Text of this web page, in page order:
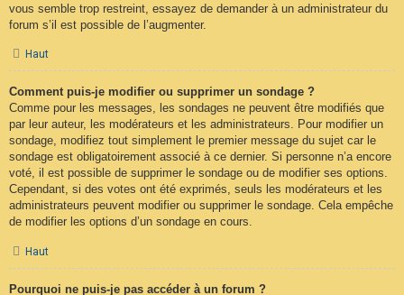
vous semble trop restreint, essayez de demander à un administrateur du
forum s’il est possible de l’augmenter.
Haut
Comment puis-je modifier ou supprimer un sondage ?
Comme pour les messages, les sondages ne peuvent être modifiés que
par leur auteur, les modérateurs et les administrateurs. Pour modifier un
sondage, modifiez tout simplement le premier message du sujet car le
sondage est obligatoirement associé à ce dernier. Si personne n’a encore
voté, il est possible de supprimer le sondage ou de modifier ses options.
Cependant, si des votes ont été exprimés, seuls les modérateurs et les
administrateurs peuvent modifier ou supprimer le sondage. Cela empêche
de modifier les options d’un sondage en cours.
Haut
Pourquoi ne puis-je pas accéder à un forum ?